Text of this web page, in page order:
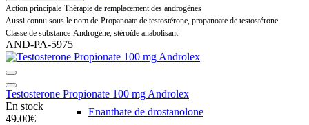
Enanthate de drostanolone
Action principale Thérapie de remplacement des androgènes
Aussi connu sous le nom de Propanoate de testostérone, propanoate de testostérone
Classe de substance Androgène, stéroïde anabolisant
AND-PA-5975
Testosterone Propionate 100 mg Androlex
En stock
49.00€